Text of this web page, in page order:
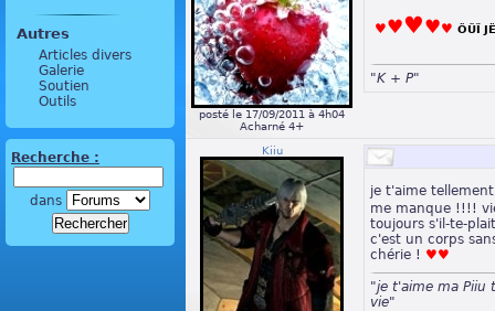
Autres
Articles divers
Galerie
Soutien
Outils
Recherche :
dans
posté le 17/09/2011 à 4h04
Acharné 4+
♥♥♥♥♥ ÖÜÏ
"K + P"
Kiiu
je t'aime
me manque !!!!
toujours s'il-te-
c'est un corps
chérie ! ♥♥
"je t'aime ma Piiu
vie"